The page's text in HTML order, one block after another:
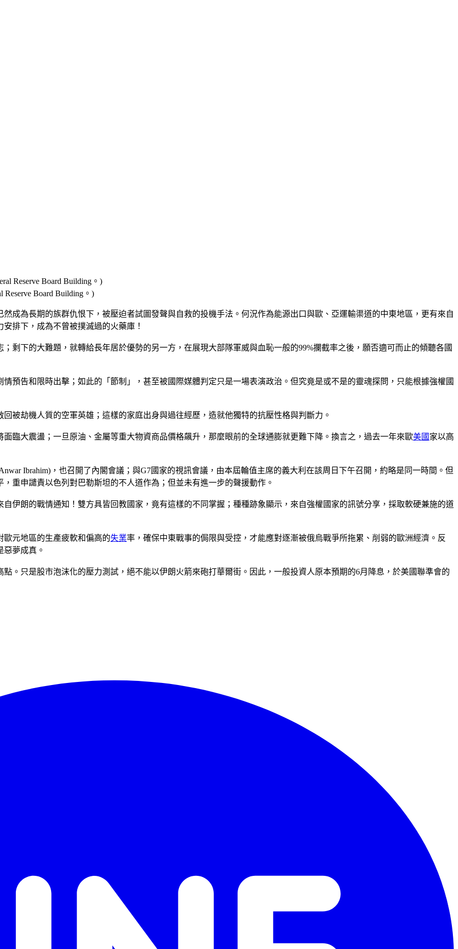
Reserve Board Building。)
成為長期的族群仇恨下，被壓迫者試圖發聲與自救的投機手法。何況作為能源出口與歐、亞運輸渠道的中東地區，更有來自
排下，成為不曾被撲滅過的火藥庫！
剩下的大難題，就轉給長年居於優勢的另一方，在展現大部隊軍威與血恥一般的99%攔截率之後，願否適可而止的傾聽各國
預告和限時出擊；如此的「節制」，甚至被國際媒體判定只是一場表演政治。但究竟是或不是的靈魂探問，只能根據強權國
被劫機人質的空軍英雄；這樣的家庭出身與過往經歷，造就他獨特的抗壓性格與判斷力。
臨大震盪；一旦原油、金屬等重大物資商品價格飆升，那麼眼前的全球通膨就更難下降。換言之，過去一年來歐美國 家以高
Ibrahim)，也召開了內閣會議；與G7國家的視訊會議，由本屆輪值主席的義大利在該周日下午召開，約略是同一時間。但
重申譴責以色列對巴勒斯坦的不人道作為；但並未有進一步的聲援動作。
伊朗的戰情通知！雙方具皆回教國家，竟有這樣的不同掌握；種種跡象顯示，來自強權國家的訊號分享，採取軟硬兼施的道
元地區的生產疲軟和偏高的失業率，確保中東戰事的侷限與受控，才能應對逐漸被俄烏戰爭所拖累、削弱的歐洲經濟。反
夢成真。
。只是股市泡沫化的壓力測試，絕不能以伊朗火箭來砲打華爾街。因此，一般投資人原本預期的6月降息，於美國聯準會的